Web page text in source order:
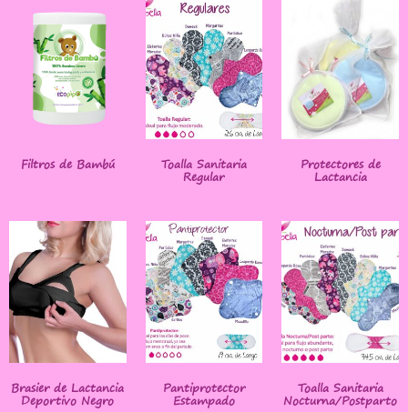
Filtros de Bambú Toalla Sanitaria
Regular
Protectores de
Lactancia
Brasier de Lactancia
Deportivo Negro
Pantiprotector
Estampado
Toalla Sanitaria
Nocturna/Postparto